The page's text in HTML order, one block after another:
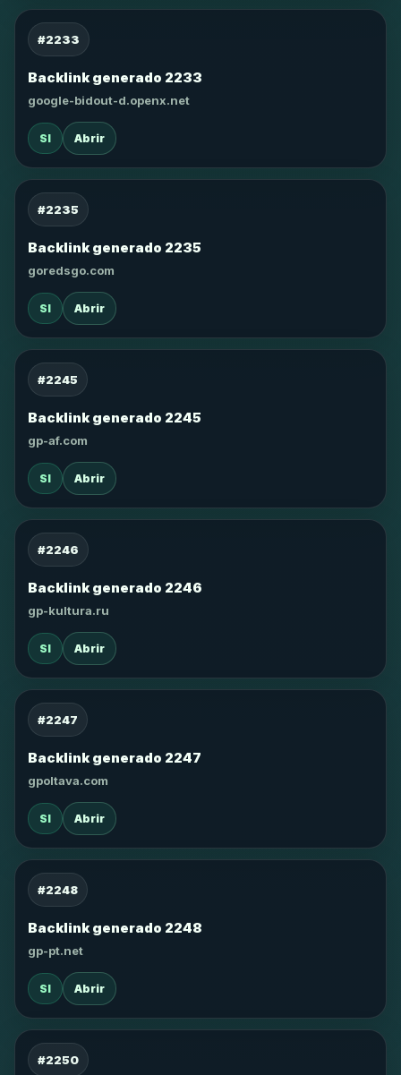
#2233
Backlink generado 2233
google-bidout-d.openx.net
SI Abrir
#2235
Backlink generado 2235
goredsgo.com
SI Abrir
#2245
Backlink generado 2245
gp-af.com
SI Abrir
#2246
Backlink generado 2246
gp-kultura.ru
SI Abrir
#2247
Backlink generado 2247
gpoltava.com
SI Abrir
#2248
Backlink generado 2248
gp-pt.net
SI Abrir
#2250